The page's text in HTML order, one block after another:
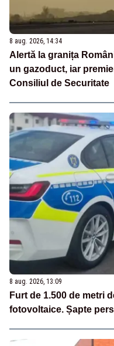
8 aug. 2026, 14:34
Alertă la granița
un gazoduct, iar
Consiliul de Securitate
8 aug. 2026, 13:09
Furt de 1.500 de metri
fotovoltaice. Șapte